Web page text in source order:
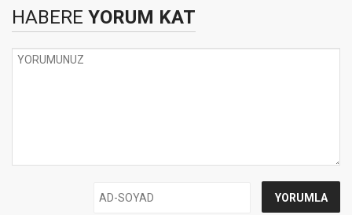
HABERE YORUM KAT